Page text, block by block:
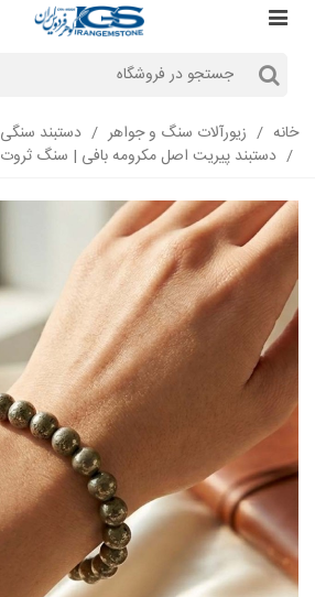
خانه / زیورآلات سنگ و جواهر / دستبند سنگی
/ دستبند پیریت اصل مکرومه بافی | سنگ ثروت